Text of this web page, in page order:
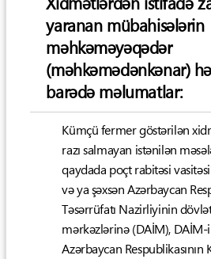
yaranan mübahisələrin
məhkəməyəqədər
(məhkəmədənkənar)
barədə məlumatlar:
Kümçü fermer göstərilən
razı salmayan istənilən
qaydada poçt rabitəsi
və ya şəxsən Azərbaycan
Təsərrüfatı Nazirliyinin
mərkəzlərinə (DAİM), DAİM-
Azərbaycan Respublikasının